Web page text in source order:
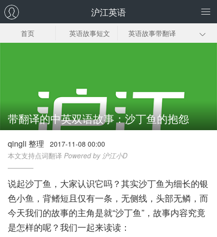
沪江英语
首页 英语故事短文 英语故事带翻译
带翻译的中英双语故事：沙丁鱼的抱怨
qingli 整理
2017-11-08 00:00
本文支持点词翻译 Powered by 沪江小D
说起沙丁鱼，大家认识它吗？其实沙丁鱼为细长的银
色小鱼，背鳍短且仅有一条，无侧线，头部无鳞，而
今天我们的故事的主角是就“沙丁鱼”，故事内容究竟
是怎样的呢？我们一起来读读：